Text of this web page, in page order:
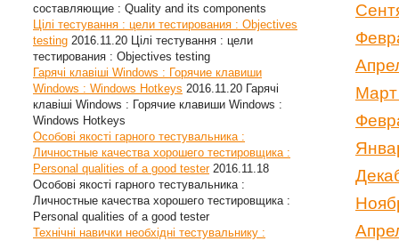
составляющие : Quality and its components
Цілі тестування : цели тестирования : Objectives
testing 2016.11.20 Цілі тестування : цели
тестирования : Objectives testing
Гарячі клавіші Windows : Горячие клавиши
Windows : Windows Hotkeys 2016.11.20 Гарячі
клавіші Windows : Горячие клавиши Windows :
Windows Hotkeys
Особові якості гарного тестувальника :
Личностные качества хорошего тестировщика :
Personal qualities of a good tester 2016.11.18
Особові якості гарного тестувальника :
Личностные качества хорошего тестировщика :
Personal qualities of a good tester
Технічні навички необхідні тестувальнику :